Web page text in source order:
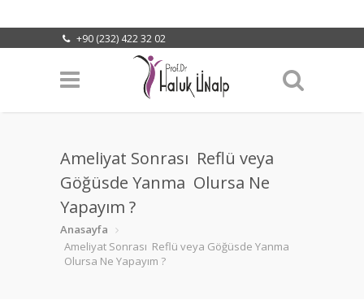
+90 (232) 422 32 02
info@halukunalp.com
Ameliyat Sonrası Reflü veya
Göğüsde Yanma Olursa Ne
Yapayım ?
Anasayfa
Ameliyat Sonrası Reflü veya Göğüsde Yanma
Olursa Ne Yapayım ?